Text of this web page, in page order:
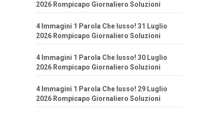
2026 Rompicapo Giornaliero Soluzioni
4 Immagini 1 Parola Che lusso! 31 Luglio
2026 Rompicapo Giornaliero Soluzioni
4 Immagini 1 Parola Che lusso! 30 Luglio
2026 Rompicapo Giornaliero Soluzioni
4 Immagini 1 Parola Che lusso! 29 Luglio
2026 Rompicapo Giornaliero Soluzioni